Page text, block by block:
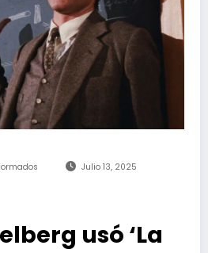
Julio 13, 2025
usó ‘La